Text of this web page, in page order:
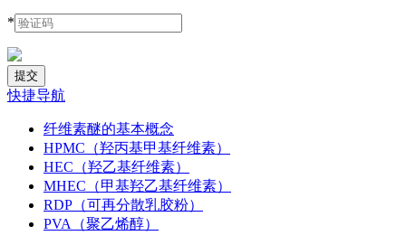
*
快捷导航
纤维素醚的基本概念
HPMC（羟丙基甲基纤维素）
HEC（羟乙基纤维素）
MHEC（甲基羟乙基纤维素）
RDP（可再分散乳胶粉）
PVA（聚乙烯醇）